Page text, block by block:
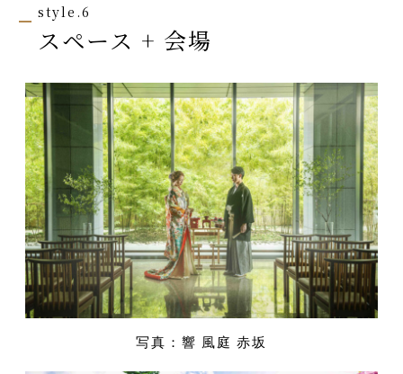
style.6
スペース + 会場
写真：響 風庭 赤坂